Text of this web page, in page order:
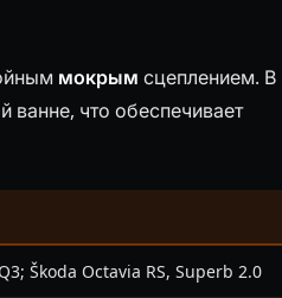
мокрым сцеплением. В
ванне, что обеспечивает
Škoda Octavia RS, Superb 2.0